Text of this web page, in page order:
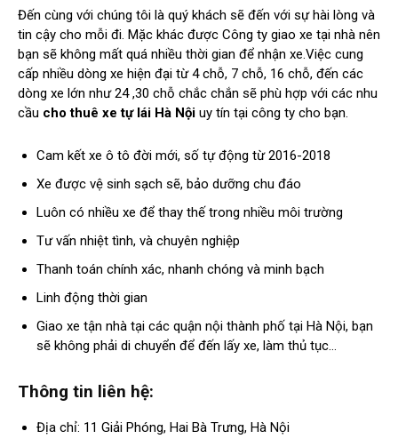
Đến cùng với chúng tôi là quý khách sẽ đến với sự hài lòng và
tin cậy cho mỗi đi. Mặc khác được Công ty giao xe tại nhà nên
bạn sẽ không mất quá nhiều thời gian để nhận xe.Việc cung
cấp nhiều dòng xe hiện đại từ 4 chỗ, 7 chỗ, 16 chỗ, đến các
dòng xe lớn như 24 ,30 chỗ chắc chắn sẽ phù hợp với các nhu
cầu cho thuê xe tự lái Hà Nội uy tín tại công ty cho bạn.
Cam kết xe ô tô đời mới, số tự động từ 2016-2018
Xe được vệ sinh sạch sẽ, bảo dưỡng chu đáo
Luôn có nhiều xe để thay thế trong nhiều môi trường
Tư vấn nhiệt tình, và chuyên nghiệp
Thanh toán chính xác, nhanh chóng và minh bạch
Linh động thời gian
Giao xe tận nhà tại các quận nội thành phố tại Hà Nội, bạn
sẽ không phải di chuyển để đến lấy xe, làm thủ tục…
Thông tin liên hệ:
Địa chỉ: 11 Giải Phóng, Hai Bà Trưng, Hà Nội